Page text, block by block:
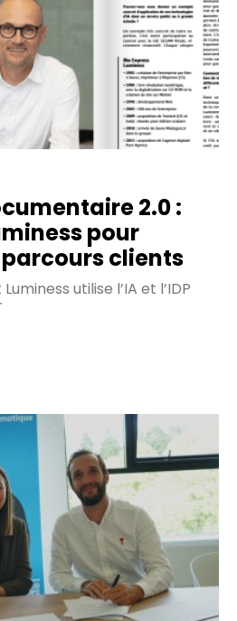
2.0 :
pour
clients
utilise l’IA et l’IDP